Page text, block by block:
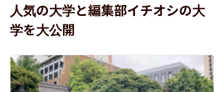
人気の大学と編集部イチオシの大
学を大公開